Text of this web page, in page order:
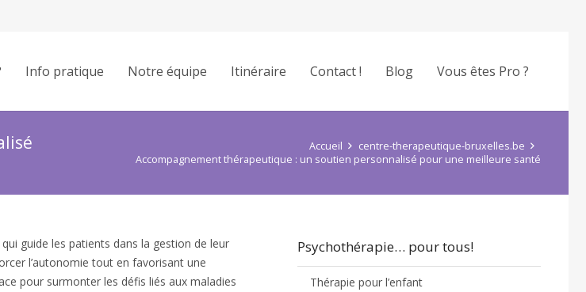
Info pratique Notre équipe Itinéraire Contact ! Blog Vous êtes Pro ?
Accueil
centre-therapeutique-bruxelles.be
Accompagnement thérapeutique : un soutien personnalisé pour une meilleure santé
guide les patients dans la gestion de leur
l’autonomie tout en favorisant une
pour surmonter les défis liés aux maladies
Psychothérapie… pour tous!
Thérapie pour l’enfant